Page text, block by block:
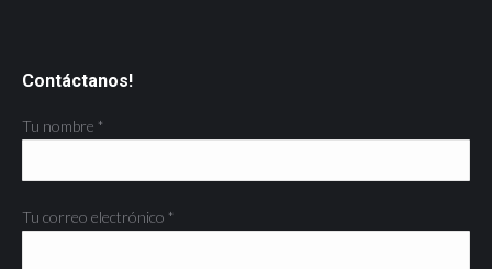
Contáctanos!
Tu nombre *
Tu correo electrónico *